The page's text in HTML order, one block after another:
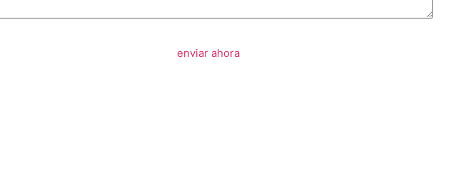
enviar ahora